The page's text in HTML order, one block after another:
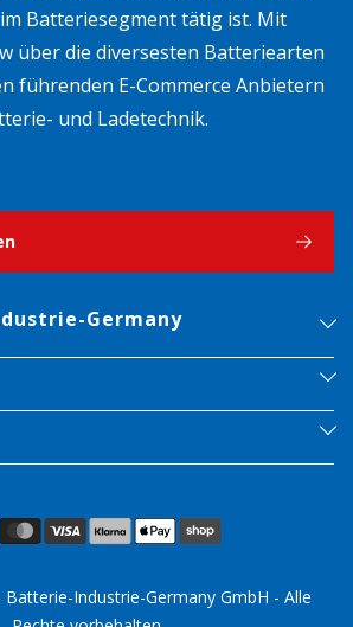
Batteriesegment tätig ist. Mit
über die diversesten Batteriearten
führenden E-Commerce Anbietern
und Ladetechnik.
Germany
Industrie-Germany GmbH - Alle